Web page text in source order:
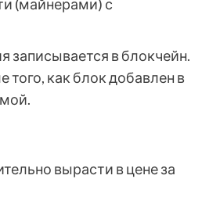
(майнерами) с
записывается в блокчейн.
как блок добавлен в
вырасти в цене за